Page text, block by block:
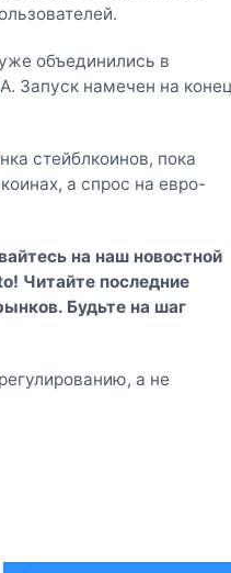
объединились в
Запуск намечен на конец
стейблкоинов, пока
а спрос на евро-
на нашновостной
! Читайте последние
Будьте на шаг
а не